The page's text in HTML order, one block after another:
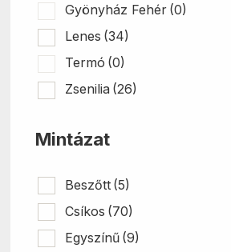
Gyönyház Fehér (0)
Lenes (34)
Termó (0)
Zsenilia (26)
Mintázat
Beszőtt (5)
Csíkos (70)
Egyszínű (9)